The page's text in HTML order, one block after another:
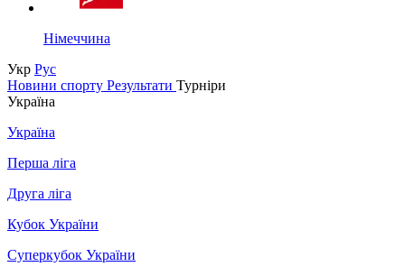
Німеччина
Укр Рус
Новини спорту Результати Турніри
Україна
Україна
Перша ліга
Друга ліга
Кубок України
Суперкубок України